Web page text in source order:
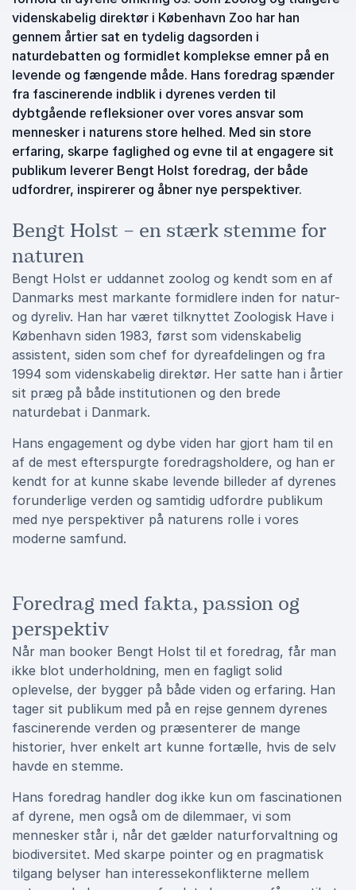
videnskabelig direktør i København Zoo har han
gennem årtier sat en tydelig dagsorden i
naturdebatten og formidlet komplekse emner på en
levende og fængende måde. Hans foredrag spænder
fra fascinerende indblik i dyrenes verden til
dybtgående refleksioner over vores ansvar som
mennesker i naturens store helhed. Med sin store
erfaring, skarpe faglighed og evne til at engagere sit
publikum leverer Bengt Holst foredrag, der både
udfordrer, inspirerer og åbner nye perspektiver.
Bengt Holst – en stærk stemme for
naturen
Bengt Holst er uddannet zoolog og kendt som en af
Danmarks mest markante formidlere inden for natur-
og dyreliv. Han har været tilknyttet Zoologisk Have i
København siden 1983, først som videnskabelig
assistent, siden som chef for dyreafdelingen og fra
1994 som videnskabelig direktør. Her satte han i årtier
sit præg på både institutionen og den brede
naturdebat i Danmark.
Hans engagement og dybe viden har gjort ham til en
af de mest efterspurgte foredragsholdere, og han er
kendt for at kunne skabe levende billeder af dyrenes
forunderlige verden og samtidig udfordre publikum
med nye perspektiver på naturens rolle i vores
moderne samfund.
Foredrag med fakta, passion og
perspektiv
Når man booker Bengt Holst til et foredrag, får man
ikke blot underholdning, men en fagligt solid
oplevelse, der bygger på både viden og erfaring. Han
tager sit publikum med på en rejse gennem dyrenes
fascinerende verden og præsenterer de mange
historier, hver enkelt art kunne fortælle, hvis de selv
havde en stemme.
Hans foredrag handler dog ikke kun om fascinationen
af dyrene, men også om de dilemmaer, vi som
mennesker står i, når det gælder naturforvaltning og
biodiversitet. Med skarpe pointer og en pragmatisk
tilgang belyser han interessekonflikterne mellem